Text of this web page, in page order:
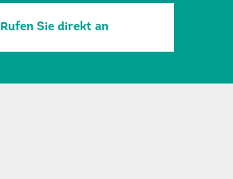
Rufen Sie direkt an